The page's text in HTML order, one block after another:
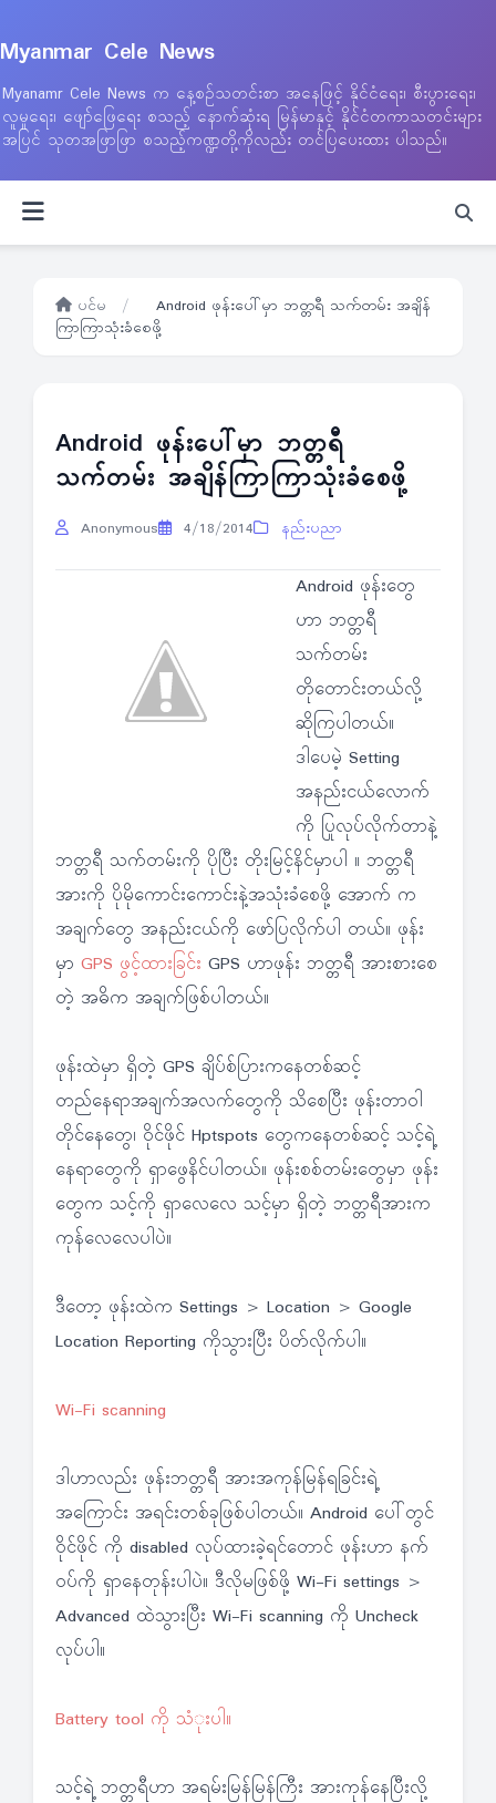
Myanmar Cele News
Myanamr Cele News က နေ့စဉ်သတင်းစာ အနေဖြင့် နိုင်ငံရေး၊ စီးပွားရေး၊
လူမှုရေး၊ ဖျော်ဖြေရေး စသည့် နောက်ဆုံးရ မြန်မာနှင့် နိုင်ငံတကာသတင်းများ
အပြင် သုတအဖြာဖြာ စသည့်ကဏ္ဍတို့ကိုလည်း တင်ပြပေးထား ပါသည်။
ပင်မ /
Android ဖုန်းပေါ်မှာ ဘတ္တရီ သက်တမ်း အချိန်
ကြာကြာသုံးခံစေဖို့
Android ဖုန်းပေါ်မှာ ဘတ္တရီ
သက်တမ်း အချိန်ကြာကြာသုံးခံစေဖို့
Anonymous 4/18/2014 နည်းပညာ
Android ဖုန်းတွေ
ဟာ ဘတ္တရီ
သက်တမ်း
တိုတောင်းတယ်လို့
ဆိုကြပါတယ်။
ဒါပေမဲ့ Setting
အနည်းငယ်လောက်
ကို ပြုလုပ်လိုက်တာနဲ့
ဘတ္တရီ သက်တမ်းကို ပိုပြီး တိုးမြင့်နိင်မှာပါ ။ ဘတ္တရီ
အားကို ပိုမိုကောင်းကောင်းနဲ့အသုံးခံစေဖို့ အောက် က
အချက်တွေ အနည်းငယ်ကို ဖော်ပြလိုက်ပါ တယ်။ ဖုန်း
မှာ GPS ဖွင့်ထားခြင်း GPS ဟာဖုန်း ဘတ္တရီ အားစားစေ
တဲ့ အဓိက အချက်ဖြစ်ပါတယ်။
ဖုန်းထဲမှာ ရှိတဲ့ GPS ချိပ်စ်ပြားကနေတစ်ဆင့်
တည်နေရာအချက်အလက်တွေကို သိစေပြီး ဖုန်းတာဝါ
တိုင်နေတွေ၊ ဝိုင်ဖိုင် Hptspots တွေကနေတစ်ဆင့် သင့်ရဲ့
နေရာတွေကို ရှာဖွေနိင်ပါတယ်။ ဖုန်းစစ်တမ်းတွေမှာ ဖုန်း
တွေက သင့်ကို ရှာလေလေ သင့်မှာ ရှိတဲ့ ဘတ္တရီအားက
ကုန်လေလေပါပဲ။
ဒီတော့ ဖုန်းထဲက Settings > Location > Google
Location Reporting ကိုသွားပြီး ပိတ်လိုက်ပါ။
Wi-Fi scanning
ဒါဟာလည်း ဖုန်းဘတ္တရီ အားအကုန်မြန်ရခြင်းရဲ့
အကြောင်း အရင်းတစ်ခုဖြစ်ပါတယ်။ Android ပေါ်တွင်
ဝိုင်ဖိုင် ကို disabled လုပ်ထားခဲ့ရင်တောင် ဖုန်းဟာ နက်
ဝပ်ကို ရှာနေတုန်းပါပဲ။ ဒီလိုမဖြစ်ဖို့ Wi-Fi settings >
Advanced ထဲသွားပြီး Wi-Fi scanning ကို Uncheck
လုပ်ပါ။
Battery tool ကို သံုးပါ။
သင့်ရဲ့ ဘတ္တရီဟာ အရမ်းမြန်မြန်ကြီး အားကုန်နေပြီးလို့